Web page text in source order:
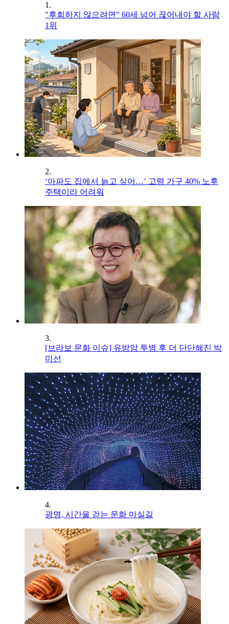
1.
"후회하지 않으려면" 60세 넘어 끊어내야 할 사람
1위
2.
‘아파도 집에서 늙고 싶어…’ 고령 가구 40% 노후
주택이라 어려워
3.
[브라보 문화 이슈] 유방암 투병 후 더 단단해진 박
미선
4.
광명, 시간을 걷는 문화 마실길